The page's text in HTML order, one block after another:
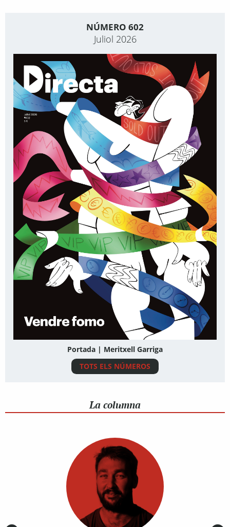
NÚMERO 602
Juliol 2026
Portada | Meritxell Garriga
TOTS ELS NÚMEROS
La columna